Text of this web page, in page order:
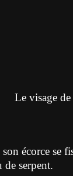
Le visage
écorce se
de serpent.